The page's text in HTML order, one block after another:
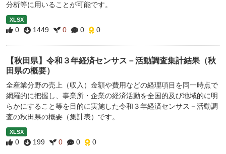
分析等に用いることが可能です。
XLSX
0 1449 0 0 0
【秋田県】令和３年経済センサス－活動調査集計結果（秋
田県の概要）
全産業分野の売上（収入）金額や費用などの経理項目を同一時点で
網羅的に把握し、事業所・企業の経済活動を全国的及び地域的に明
らかにすること等を目的に実施した令和３年経済センサス－活動調
査の秋田県の概要（集計表）です。
XLSX
0 199 0 0 0